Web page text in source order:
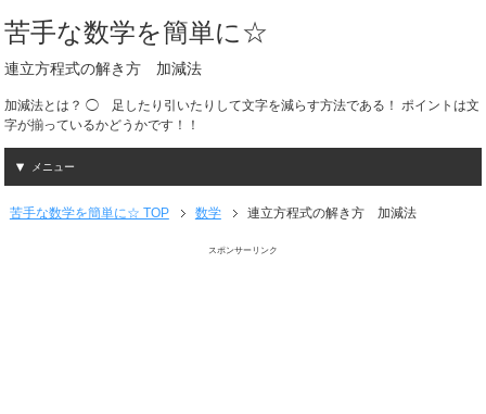
苦手な数学を簡単に☆
連立方程式の解き方 加減法
加減法とは？ ◯ 足したり引いたりして文字を減らす方法である！ ポイントは文
字が揃っているかどうかです！！
メニュー
苦手な数学を簡単に☆ TOP 数学 連立方程式の解き方 加減法
スポンサーリンク